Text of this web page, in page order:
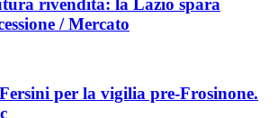
/ Mercato
per la vigilia pre-Frosinone.